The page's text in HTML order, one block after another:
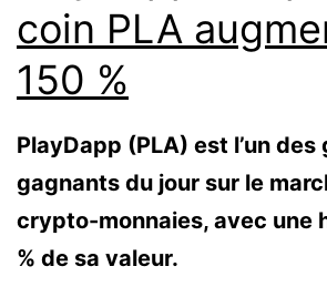
coin PLA
150 %
PlayDapp (PLA) est l’un des
gagnants du jour sur le
crypto-monnaies, avec une
% de sa valeur.